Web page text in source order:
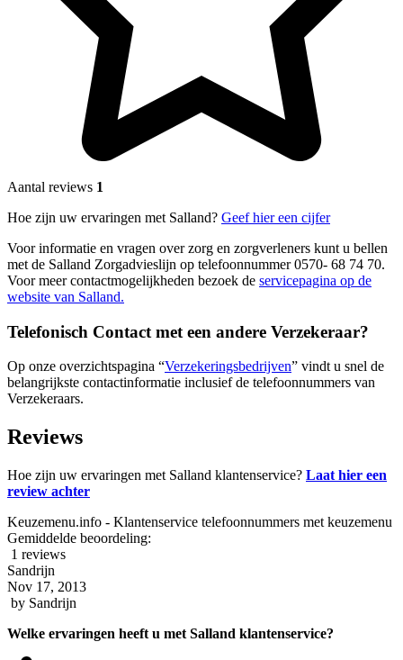
Aantal reviews 1
Hoe zijn uw ervaringen met Salland? Geef hier een cijfer
Voor informatie en vragen over zorg en zorgverleners kunt u bellen
met de Salland Zorgadvieslijn op telefoonnummer 0570- 68 74 70.
Voor meer contactmogelijkheden bezoek de servicepagina op de
website van Salland.
Telefonisch Contact met een andere Verzekeraar?
Op onze overzichtspagina “Verzekeringsbedrijven” vindt u snel de
belangrijkste contactinformatie inclusief de telefoonnummers van
Verzekeraars.
Reviews
Hoe zijn uw ervaringen met Salland klantenservice? Laat hier een
review achter
Keuzemenu.info - Klantenservice telefoonnummers met keuzemenu
Gemiddelde beoordeling:
1 reviews
Sandrijn
Nov 17, 2013
by Sandrijn
Welke ervaringen heeft u met Salland klantenservice?